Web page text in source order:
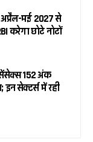
मई 2027 से
करेगा छोटे नोटों
152 अंक
इन सेक्टर्स में रही